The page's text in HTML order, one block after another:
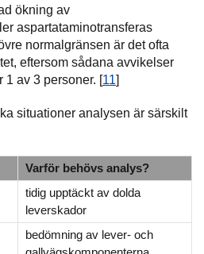
ökning av
aspartataminotransferas
normalgränsen är det ofta
eftersom sådana avvikelser
1 av 3 personer. [11]
situationer analysen är särskilt
Varför behövs analys?
tidig upptäckt av dolda
leverskador
bedömning av lever- och